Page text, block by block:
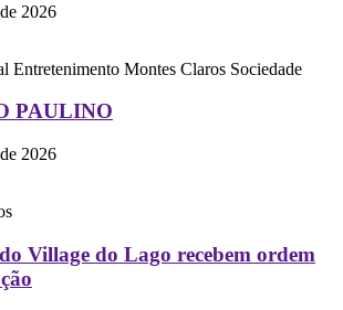
2026
Entretenimento Montes Claros Sociedade
PAULINO
2026
Village do Lago recebem ordem